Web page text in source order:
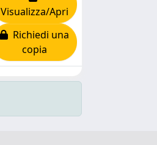
Visualizza/Apri
Richiedi una
copia